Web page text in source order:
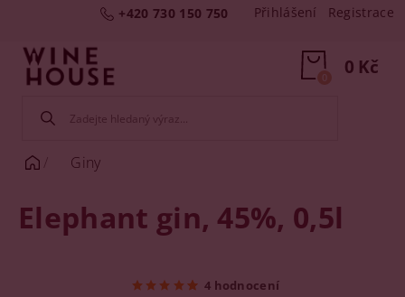
+420 730 150 750 Přihlášení Registrace
0 Kč
0
Giny
Elephant gin, 45%, 0,5l
4 hodnocení